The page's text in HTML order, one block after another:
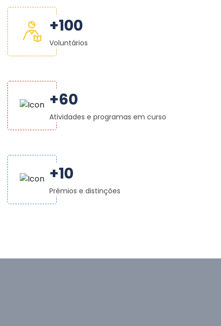
+100
Voluntários
+60
Atividades e programas em curso
+10
Prémios e distinções